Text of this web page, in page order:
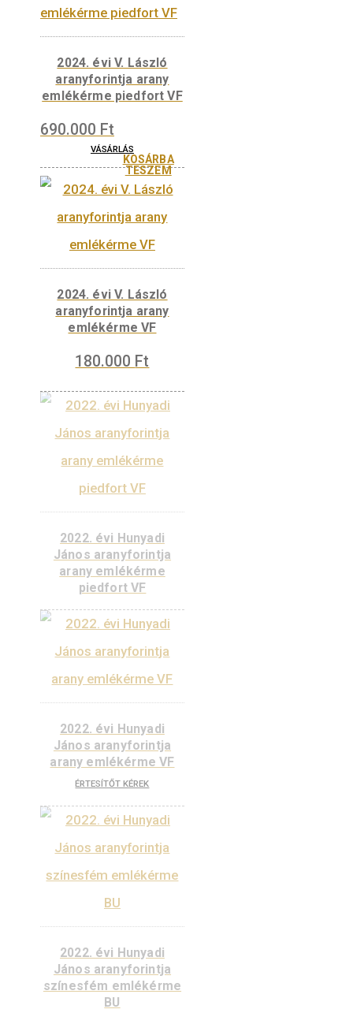
190.000Ft
VÁSÁRLÁS
TESZEM
aranyforintja
színesfém emlékérme
5.700Ft
2024. évi V. László
emlékérme piedfort VF
690.000 Ft
VÁSÁRLÁS
KOSÁRBA
TESZEM
2024. évi V. László
aranyforintja arany
emlékérme VF
2022. évi Hunyadi